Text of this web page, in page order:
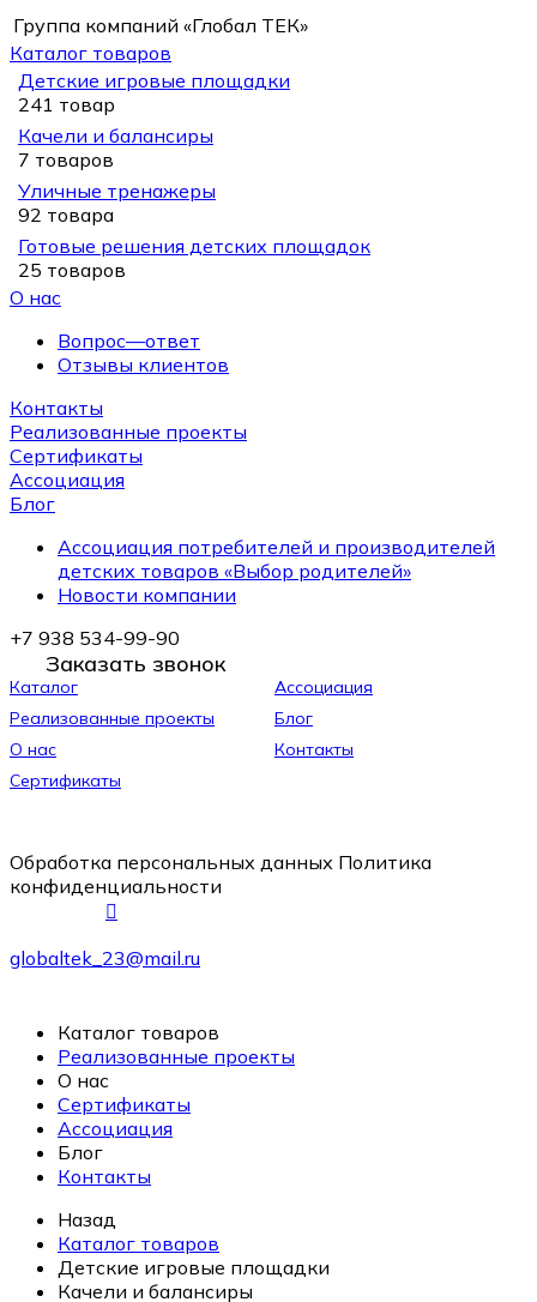
Группа компаний «Глобал ТЕК»
Каталог товаров
Детские игровые площадки
241 товар
Качели и балансиры
7 товаров
Уличные тренажеры
92 товара
Готовые решения детских площадок
25 товаров
О нас
Вопрос—ответ
Отзывы клиентов
Контакты
Реализованные проекты
Сертификаты
Ассоциация
Блог
Ассоциация потребителей и производителей
детских товаров «Выбор родителей»
Новости компании
+7 938 534-99-90
Заказать звонок
Каталог
Ассоциация
Реализованные проекты
Блог
О нас
Контакты
Сертификаты
Обработка персональных данных Политика
конфиденциальности
globaltek_23@mail.ru
Каталог товаров
Реализованные проекты
О нас
Сертификаты
Ассоциация
Блог
Контакты
Назад
Каталог товаров
Детские игровые площадки
Качели и балансиры